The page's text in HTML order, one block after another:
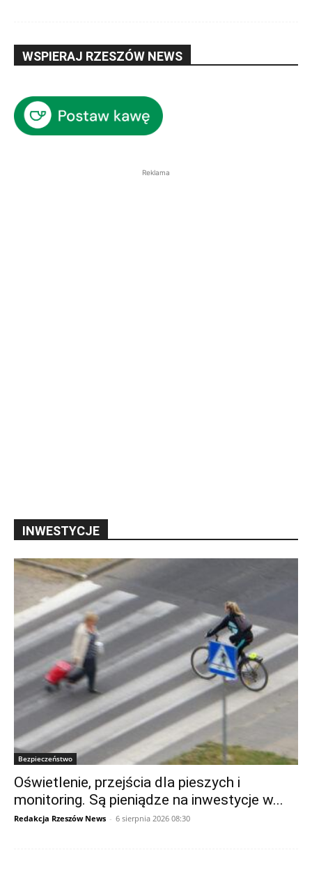
WSPIERAJ RZESZÓW NEWS
Reklama
INWESTYCJE
Bezpieczeństwo
Oświetlenie, przejścia dla pieszych i
monitoring. Są pieniądze na inwestycje w...
Redakcja Rzeszów News - 6 sierpnia 2026 08:30